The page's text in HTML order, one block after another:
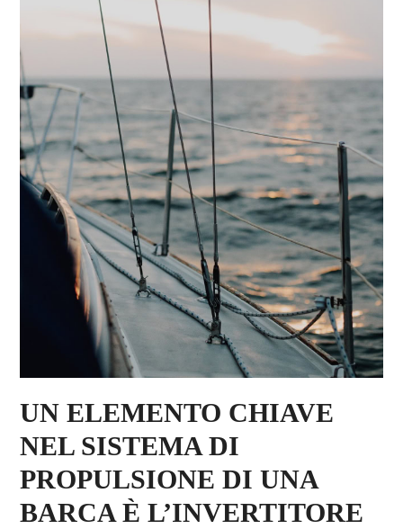
UN ELEMENTO CHIAVE
NEL SISTEMA DI
PROPULSIONE DI UNA
BARCA È L’INVERTITORE